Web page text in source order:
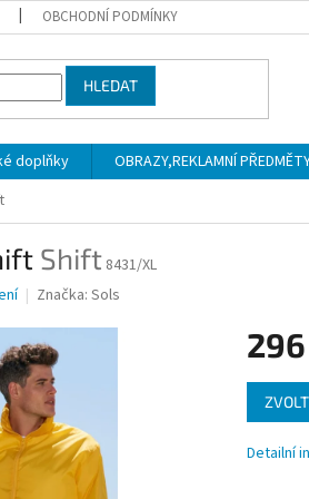
OBCHODNÍ PODMÍNKY
HLEDAT
doplňky OBRAZY,REKLAMNÍ
Shift 8431/XL
Značka: Sols
Měrná
cena:
Detailní